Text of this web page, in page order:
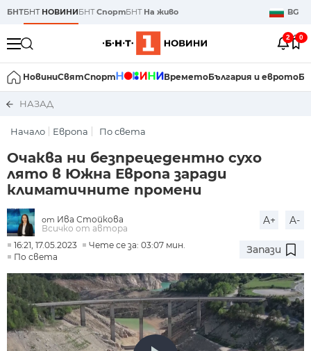
БНТБНТ НОВИНИБНТСпортБНТ На живо BG
2 0
НовиниСвятСпорт ВреметоБългария и еврото
НАЗАД
Начало Европа По света
Очаква ни безпрецедентно сухо
лято в Южна Европа заради
климатичните промени
от Ива Стойкова
Всичко от автора
A+ A-
16:21, 17.05.2023
Чете се за: 03:07 мин.
По света
Запази